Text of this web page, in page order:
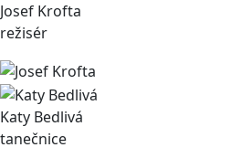
Josef Krofta
režisér
Katy Bedlivá
tanečnice